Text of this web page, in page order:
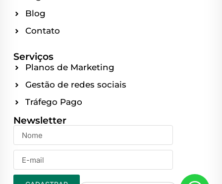
Blog
Contato
Serviços
Planos de Marketing
Gestão de redes sociais
Tráfego Pago
Newsletter